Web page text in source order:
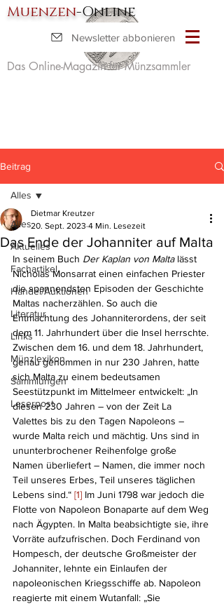
Muenzen-Online
Das Online-Magazin für Münzsammler
Newsletter abbonieren
Beitrag
Alles
Aktuelles
Fachartikel
Handel/Auktionen
Literatur
Links
Münzlexikon
Sammlungen
Leserpost
Alles
Das Ende der Johanniter auf Malta
Dietmar Kreutzer
20. Sept. 2023 4 Min. Lesezeit
In seinem Buch Der Kaplan von Malta lässt
Nicholas Monsarrat einen einfachen Priester
die spannendsten Episoden der Geschichte
Maltas nacherzählen. So auch die
Entmachtung des Johanniterordens, der seit
dem 11. Jahrhundert über die Insel herrschte.
Zwischen dem 16. und dem 18. Jahrhundert,
genau genommen in nur 230 Jahren, hatte
sich Malta zu einem bedeutsamen
Seestützpunkt im Mittelmeer entwickelt: „In
diesen 230 Jahren – von der Zeit La
Valettes bis zu den Tagen Napoleons –
wurde Malta reich und mächtig. Uns sind in
ununterbrochener Reihenfolge große
Namen überliefert – Namen, die immer noch
Teil unseres Erbes, Teil unseres täglichen
Lebens sind.“ [1] Im Juni 1798 war jedoch die
Flotte von Napoleon Bonaparte auf dem Weg
nach Ägypten. In Malta beabsichtigte sie, ihre
Vorräte aufzufrischen. Doch Ferdinand von
Hompesch, der deutsche Großmeister der
Johanniter, lehnte ein Einlaufen der
napoleonischen Kriegsschiffe ab. Napoleon
reagierte mit einem Wutanfall: „Sie